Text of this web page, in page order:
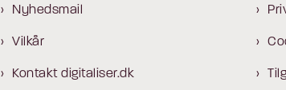
Nyhedsmail
Vilkår
Kontakt digitaliser.dk